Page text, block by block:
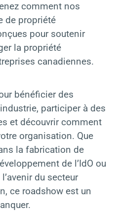
comment nos
de propriété
pour soutenir
la propriété
canadiennes.
bénéficier des
participer à des
et découvrir comment
organisation. Que
la fabrication de
de l’IdO ou
du secteur
ce roadshow est un